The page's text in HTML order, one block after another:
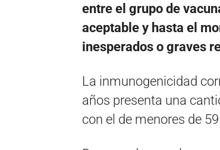
entre el grupo de
aceptable y hasta el
inesperados o graves
La inmunogenicidad
años presenta una
con el de menores de